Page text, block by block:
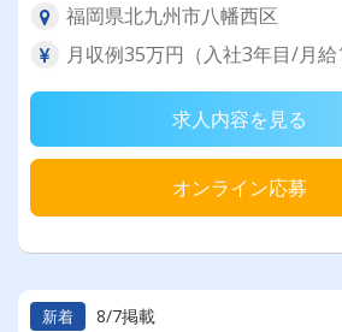
福岡県北九州市八幡西区
月収例35万円（入社3年目/月給
求人内容を見る
オンライン応募
新着 8/7掲載